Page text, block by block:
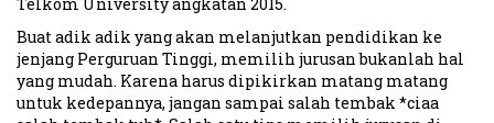
Buat adik adik yang akan melanjutkan pendidikan ke
jenjang Perguruan Tinggi, memilih jurusan bukanlah hal
yang mudah. Karena harus dipikirkan matang matang
untuk kedepannya, jangan sampai salah tembak *ciaa